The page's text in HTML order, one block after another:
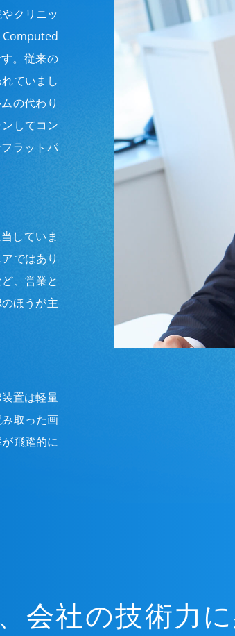
クリニッ
Computed
。従来の
ていまし
の代わり
してコン
ラットパ
していま
ではあり
、営業と
ほうが主
置は軽量
取った画
飛躍的に
会社の技術力